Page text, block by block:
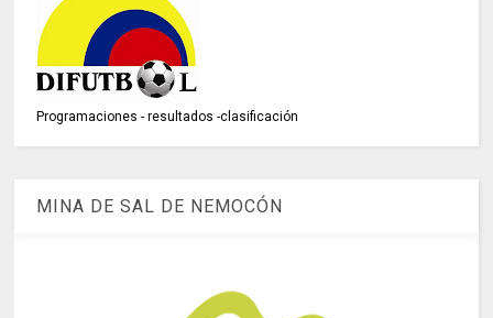
Programaciones - resultados -clasificación
MINA DE SAL DE NEMOCÓN